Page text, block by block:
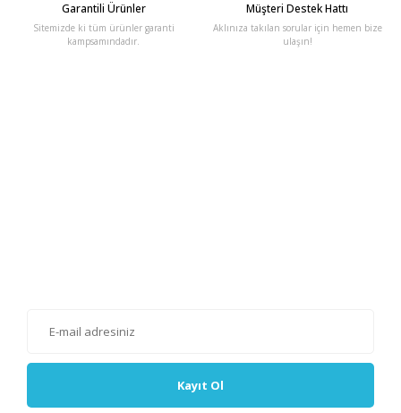
Garantili Ürünler
Sitemizde ki tüm ürünler garanti
kampsamındadır.
Müşteri Destek Hattı
Aklınıza takılan sorular için hemen bize
ulaşın!
Kayıt Ol